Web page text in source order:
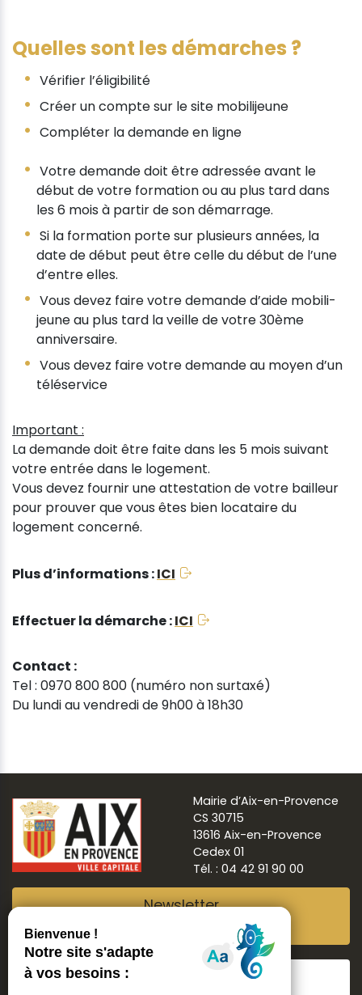
Quelles sont les démarches ?
Vérifier l’éligibilité
Créer un compte sur le site mobilijeune
Compléter la demande en ligne
Votre demande doit être adressée avant le
début de votre formation ou au plus tard dans
les 6 mois à partir de son démarrage.
Si la formation porte sur plusieurs années, la
date de début peut être celle du début de l’une
d’entre elles.
Vous devez faire votre demande d’aide mobili-
jeune au plus tard la veille de votre 30ème
anniversaire.
Vous devez faire votre demande au moyen d’un
téléservice
Important :
La demande doit être faite dans les 5 mois suivant
votre entrée dans le logement.
Vous devez fournir une attestation de votre bailleur
pour prouver que vous êtes bien locataire du
logement concerné.
Plus d’informations :ICI
Effectuer la démarche :ICI
Contact :
Tel : 0970 800 800 (numéro non surtaxé)
Du lundi au vendredi de 9h00 à 18h30
Mairie d’Aix-en-Provence
CS 30715
13616 Aix-en-Provence
Cedex 01
Tél. : 04 42 91 90 00
Newsletter
Suivre Aix ma ville